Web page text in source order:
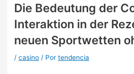
Die Bedeutung der
Interaktion in der
neuen Sportwetten
/casino / Portendencia